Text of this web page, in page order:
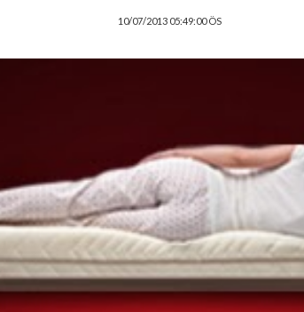
10/07/2013 05:49:00 ÖS